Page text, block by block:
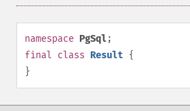
namespace PgSql;
final class Result {
}